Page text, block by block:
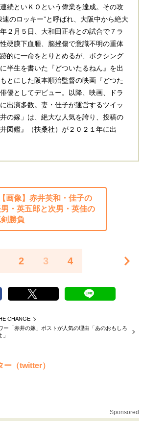
続といＫＯという偉業を達成。その攻
速のロッキー”と呼ばれ、大阪中から絶大
２月５日、大和田正春との試合で７ラ
硬膜下血腫、脳挫傷で意識不明の重体
的に一命をとりとめるが、ボクシング
半生を書いた『どついたるねん』を出
とにした阪本順治監督の映画『どつた
優としてデビュー。以降、映画、ドラ
出演多数。妻・佳子が運営するツイッ
の嫁」は、絶大な人気を誇り、投稿の
図鑑』（扶桑社）が２０２１年に出
画像】赤井英和・佳子の
・英五郎と次男・英佳の
勝負
2 3 4
CHANGE
ー「赤井の嫁」ポストが人気の理由「あのおもしろ
ー（twitter）
Sponsored